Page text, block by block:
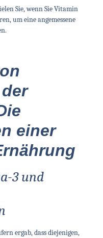
Sie, wenn Sie Vitamin
um eine angemessene
einer
3 und
ergab, dass diejenigen,